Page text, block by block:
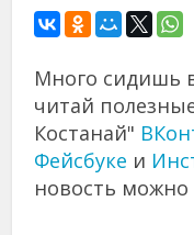
Много сидишь
читай
Костанай"
Фейсбуке и
новость